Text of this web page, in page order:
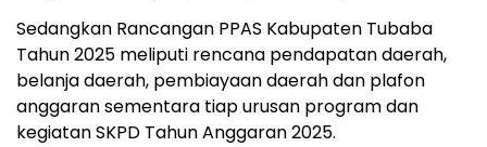
Sedangkan Rancangan PPAS Kabupaten Tubaba
Tahun 2025 meliputi rencana pendapatan daerah,
belanja daerah, pembiayaan daerah dan plafon
anggaran sementara tiap urusan program dan
kegiatan SKPD Tahun Anggaran 2025.